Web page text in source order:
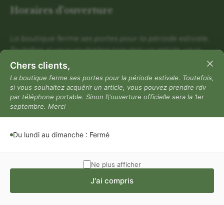
Horaires d'ouverture
La boutique ferme ses portes pour la période estivale.
Toutefois, si vous souhaitez acquérir un article, vous
pouvez prendre rdv par téléphone portable. Sinon
l\'ouverture officielle sera la 1er septembre. Merci
Du lundi au dimanche : Fermé
Mentions légales
Politique de confidentialité
Chers clients,
La boutique ferme ses portes pour la période estivale. Toutefois,
si vous souhaitez acquérir un article, vous pouvez prendre rdv
par téléphone portable. Sinon l\'ouverture officielle sera la 1er
septembre. Merci
Du lundi au dimanche : Fermé
Ne plus afficher
J'ai compris